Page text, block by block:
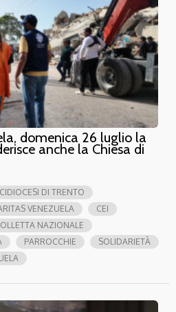
domenica 26 luglio la
anche la Chiesa di
DI TRENTO
VENEZUELA
CEI
NAZIONALE
PARROCCHIE
SOLIDARIETÀ